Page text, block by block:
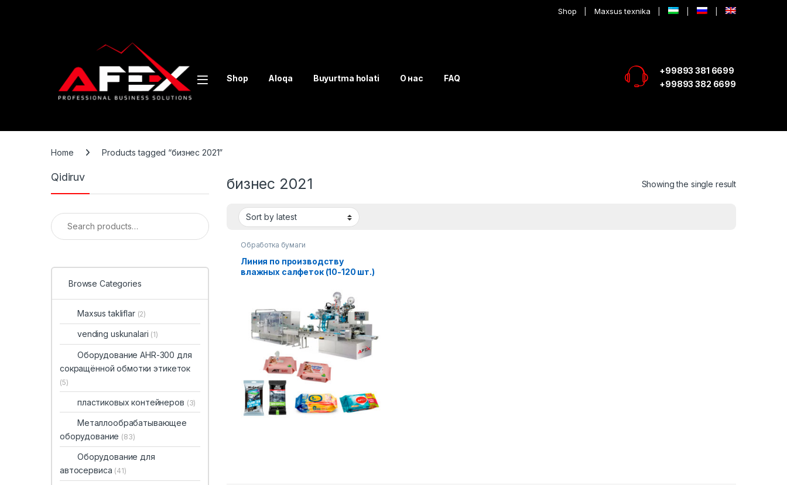
Shop Maxsus texnika
Shop Aloqa Buyurtma holati О нас FAQ
+99893 381 6699
+99893 382 6699
Home Products tagged “бизнес 2021”
бизнес 2021 Showing the single result
Обработка бумаги
Линия по производству
влажных салфеток (10-120 шт.)
Qidiruv
Search for:
Browse Categories
Maxsus takliflar (2)
vending uskunalari (1)
Оборудование AHR-300 для
сокращённой обмотки этикеток
(5)
пластиковых контейнеров (3)
Металлообрабатывающее
оборудование (83)
Оборудование для
автосервиса (41)